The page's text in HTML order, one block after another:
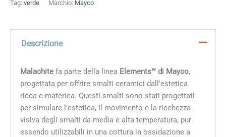
Tag: verde Marchio: Mayco
Descrizione
Malachitefa parte della linea Elements™ di Mayco,
progettata per offrire smalti ceramici dall’estetica
ricca e materica. Questi smalti sono stati progettati
per simulare l’estetica, il movimento e la ricchezza
visiva degli smalti da media e alta temperatura, pur
essendo utilizzabili in una cottura in ossidazione a